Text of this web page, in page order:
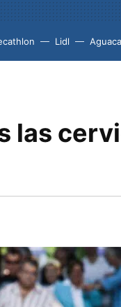
Lidl
las